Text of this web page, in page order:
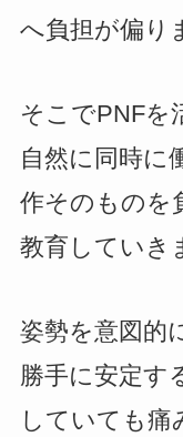
へ負担が偏り
そこでPNFを
自然に同時に
作そのものを
教育していき
姿勢を意図的
勝手に安定す
していても痛